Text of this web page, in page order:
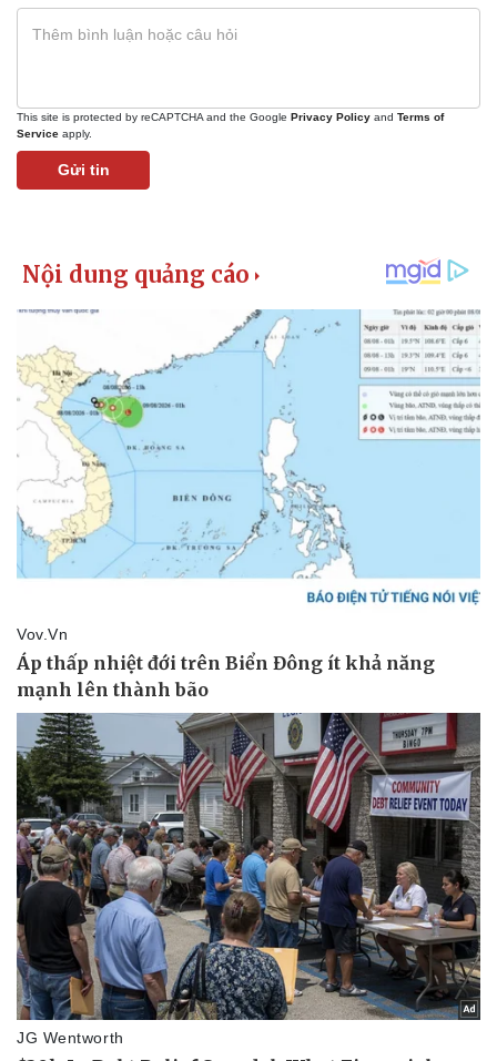
Kinh tế
Bất động sản
Khởi nghiệp
Thị trường
Giá vàng
Tiêu dùng
Tỷ giá
Chứng khoán
Giá cà phê
This site is protected by reCAPTCHA and the Google Privacy Policy and Terms of
Service apply.
Gửi tin